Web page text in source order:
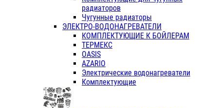
радиаторов
Чугунные радиаторы
ЭЛЕКТРО-ВОДОНАГРЕВАТЕЛИ
КОМПЛЕКТУЮЩИЕ К БОЙЛЕРАМ
ТЕРМЕКС
OASIS
AZARIO
Электрические водонагреватели
Комплектующие